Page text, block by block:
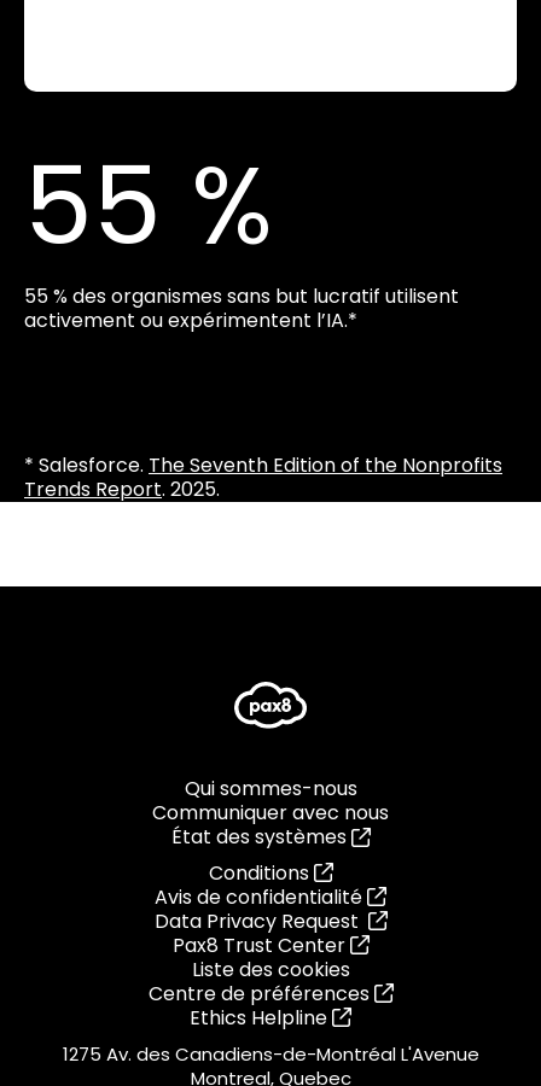
55 %
55 % des organismes sans but lucratif utilisent
activement ou expérimentent l’IA.*
* Salesforce. The Seventh Edition of the Nonprofits
Trends Report. 2025.
Qui sommes-nous
Communiquer avec nous
État des systèmes
Conditions
Avis de confidentialité
Data Privacy Request
Pax8 Trust Center
Liste des cookies
Centre de préférences
Ethics Helpline
1275 Av. des Canadiens-de-Montréal L'Avenue
Montreal, Quebec